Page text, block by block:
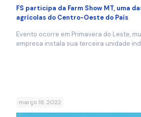
FS participa da Farm Show MT, uma
agrícolas do Centro-Oeste do País
Evento ocorre em Primavera do Leste,
empresa instala sua terceira unidade
março 18, 2022